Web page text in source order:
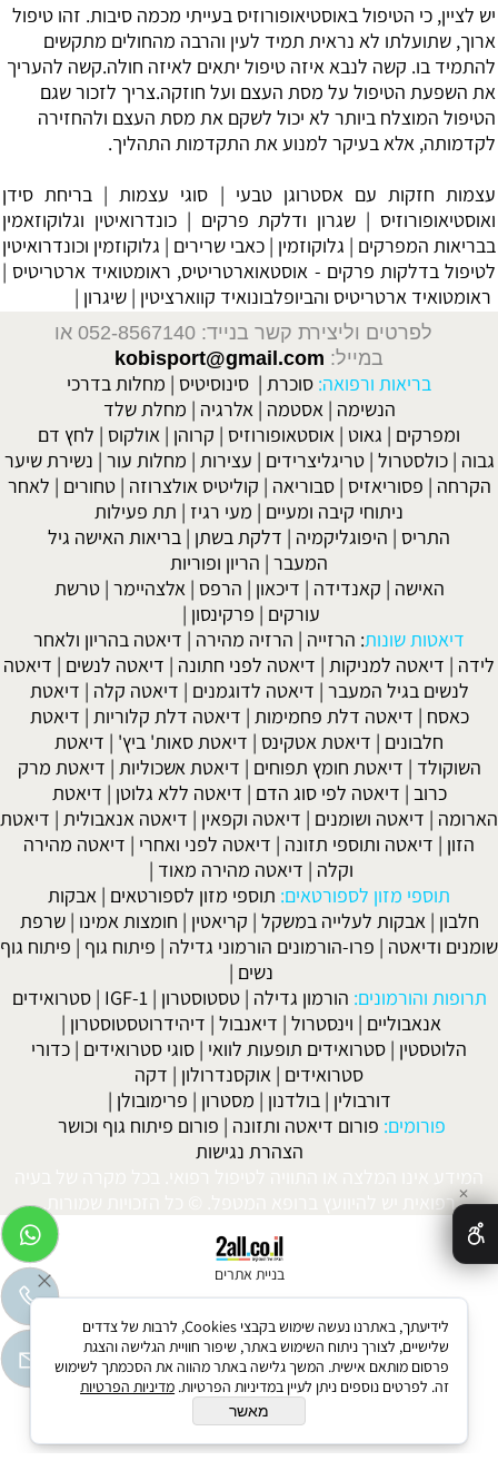
יש לציין, כי הטיפול באוסטיאופורוזיס בעייתי מכמה סיבות. זהו טיפול
ארוך, שתועלתו לא נראית תמיד לעין והרבה מהחולים מתקשים
להתמיד בו. קשה לנבא איזה טיפול יתאים לאיזה חולה.קשה להעריך
את השפעת הטיפול על מסת העצם ועל חוזקה.צריך לזכור שגם
הטיפול המוצלח ביותר לא יכול לשקם את מסת העצם ולהחזירה
לקדמותה, אלא בעיקר למנוע את התקדמות התהליך.
עצמות חזקות עם אסטרוגן טבעי | סוגי עצמות | בריחת סידן
ואוסטיאופורוזיס | שגרון ודלקת פרקים |כונדרואיטין וגלוקוזאמין
בבריאות המפרקים | גלוקוזמין | כאבי שרירים | גלוקוזמין וכונדרואיטין
לטיפול בדלקות פרקים - אוסטאוארטריטיס, ראומטואיד ארטריטיס |
ראומטואיד ארטריטיס והביופלבונואיד קווארציטין | שיגרון |
לפרטים וליצירת קשר בנייד: 052-8567140
או
במייל: kobisport@gmail.com
בריאות ורפואה: סוכרת | סינוסיטיס | מחלות בדרכי
הנשימה | אסטמה | אלרגיה | מחלת שלד
ומפרקים | גאוט | אוסטאופורוזיס | קרוהן | אולקוס | לחץ דם
גבוה |כולסטרול |טריגליצרידים | עצירות | מחלות עור | נשירת שיער
הקרחה | פסוריאזיס |סבוריאה | קוליטיס אולצרוזה |טחורים | לאחר
ניתוחי קיבה ומעיים | מעי רגיז | תת פעילות
התריס | היפוגליקמיה | דלקת בשתן | בריאות האישה גיל
המעבר | הריון ופוריות
האישה | קאנדידה | דיכאון | הרפס | אלצהיימר |טרשת
עורקים | פרקינסון |
דיאטות שונות: הרזייה | הרזיה מהירה | דיאטה בהריון ולאחר
לידה | דיאטה למניקות | דיאטה לפני חתונה | דיאטה לנשים | דיאטה
לנשים בגיל המעבר | דיאטה לדוגמנים | דיאטה קלה | דיאטת
כאסח | דיאטה דלת פחמימות | דיאטה דלת קלוריות | דיאטת
חלבונים | דיאטת אטקינס | דיאטת סאות' ביץ' | דיאטת
השוקולד | דיאטת חומץ תפוחים | דיאטת אשכוליות | דיאטת מרק
כרוב | דיאטה לפי סוג הדם | דיאטה ללא גלוטן | דיאטת
הארומה | דיאטה ושומנים | דיאטה וקפאין | דיאטה אנאבולית | דיאטת
הזון | דיאטה ותוספי תזונה | דיאטה לפני ואחרי | דיאטה מהירה
וקלה | דיאטה מהירה מאוד |
תוספי מזון לספורטאים: תוספי מזון לספורטאים | אבקות
חלבון | אבקות לעלייה במשקל | קריאטין | חומצות אמינו |שרפת
שומנים ודיאטה | פרו-הורמונים הורמוני גדילה | פיתוח גוף | פיתוח גוף
נשים |
תרופות והורמונים: הורמון גדילה |טסטוסטרון |
IGF-1
|סטרואידים
אנאבוליים | וינסטרול | דיאנבול | דיהידרוטסטוסטרון |
הלוטסטין | סטרואידים תופעות לוואי | סוגי סטרואידים | כדורי
סטרואידים | אוקסנדרולון | דקה
דורבולין | בולדנון | מסטרון | פרימובולן |
פורומים: פורום דיאטה ותזונה | פורום פיתוח גוף וכושר
הצהרת נגישות
המידע אינו המלצה או התוויה לטיפול רפואי. בכל מקרה של בעיה
רפואית יש להיוועץ ברופא המטפל. © כל הזכויות שמורות.
בניית אתרים
✕
לידיעתך, באתרנו נעשה שימוש בקבצי Cookies, לרבות של צדדים
שלישיים, לצורך ניתוח השימוש באתר, שיפור חוויית הגלישה והצגת
פרסום מותאם אישית. המשך גלישה באתר מהווה את הסכמתך לשימוש
זה. לפרטים נוספים ניתן לעיין במדיניות הפרטיות. מדיניות הפרטיות
מאשר